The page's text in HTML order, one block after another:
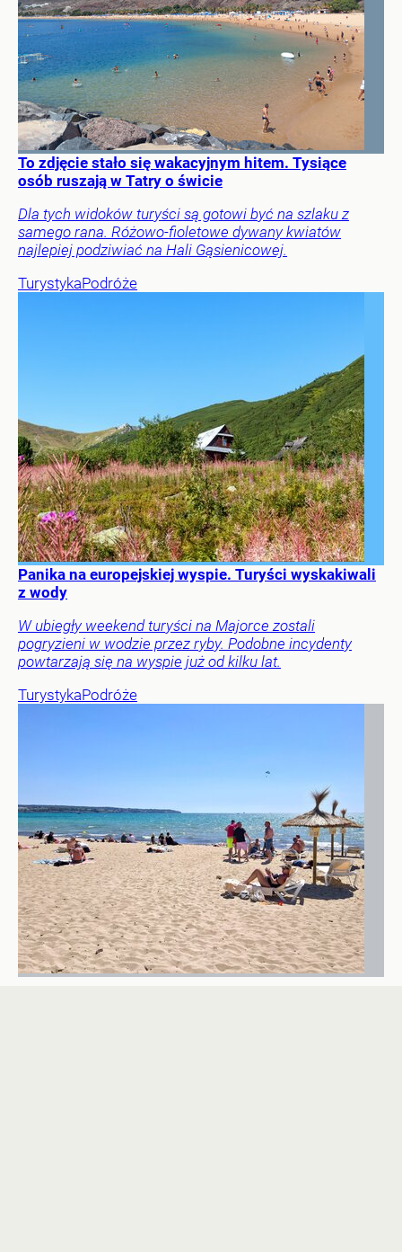
To zdjęcie stało się wakacyjnym hitem. Tysiące
osób ruszają w Tatry o świcie
Dla tych widoków turyści są gotowi być na szlaku z
samego rana. Różowo-fioletowe dywany kwiatów
najlepiej podziwiać na Hali Gąsienicowej.
TurystykaPodróże
Panika na europejskiej wyspie. Turyści wyskakiwali
z wody
W ubiegły weekend turyści na Majorce zostali
pogryzieni w wodzie przez ryby. Podobne incydenty
powtarzają się na wyspie już od kilku lat.
TurystykaPodróże